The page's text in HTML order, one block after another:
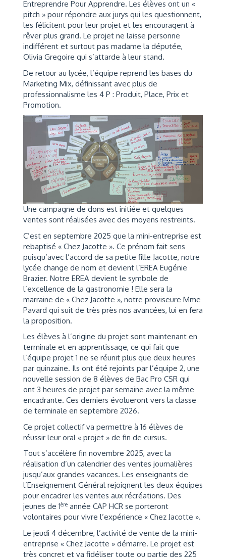
Entreprendre Pour Apprendre. Les élèves ont un «
pitch » pour répondre aux jurys qui les questionnent,
les félicitent pour leur projet et les encouragent à
rêver plus grand. Le projet ne laisse personne
indifférent et surtout pas madame la députée,
Olivia Gregoire qui s’attarde à leur stand.
De retour au lycée, l’équipe reprend les bases du
Marketing Mix, définissant avec plus de
professionnalisme les 4 P : Produit, Place, Prix et
Promotion.
Une campagne de dons est initiée et quelques
ventes sont réalisées avec des moyens restreints.
C’est en septembre 2025 que la mini-entreprise est
rebaptisé « Chez Jacotte ». Ce prénom fait sens
puisqu’avec l’accord de sa petite fille Jacotte, notre
lycée change de nom et devient l’EREA Eugénie
Brazier. Notre EREA devient le symbole de
l’excellence de la gastronomie ! Elle sera la
marraine de « Chez Jacotte », notre proviseure Mme
Pavard qui suit de très près nos avancées, lui en fera
la proposition.
Les élèves à l’origine du projet sont maintenant en
terminale et en apprentissage, ce qui fait que
l’équipe projet 1 ne se réunit plus que deux heures
par quinzaine. Ils ont été rejoints par l’équipe 2, une
nouvelle session de 8 élèves de Bac Pro CSR qui
ont 3 heures de projet par semaine avec la même
encadrante. Ces derniers évolueront vers la classe
de terminale en septembre 2026.
Ce projet collectif va permettre à 16 élèves de
réussir leur oral « projet » de fin de cursus.
Tout s’accélère fin novembre 2025, avec la
réalisation d’un calendrier des ventes journalières
jusqu’aux grandes vacances. Les enseignants de
l’Enseignement Général rejoignent les deux équipes
pour encadrer les ventes aux récréations. Des
jeunes de 1ère année CAP HCR se porteront
volontaires pour vivre l’expérience « Chez Jacotte ».
Le jeudi 4 décembre, l’activité de vente de la mini-
entreprise « Chez Jacotte » démarre. Le projet est
très concret et va fidéliser toute ou partie des 225